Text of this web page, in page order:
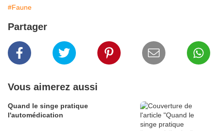
#Faune
Partager
Vous aimerez aussi
Quand le singe pratique
l'automédication